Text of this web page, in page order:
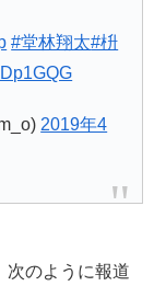
#堂林翔太#枡
2019年4
のように報道